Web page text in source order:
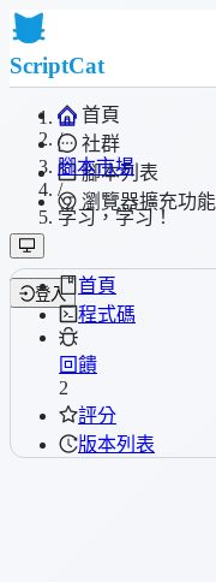
ScriptCat
首頁
社群
腳本列表
瀏覽器擴充功能
登入
/
腳本市場
/
学习，学习！
首頁
程式碼
回饋
2
評分
版本列表